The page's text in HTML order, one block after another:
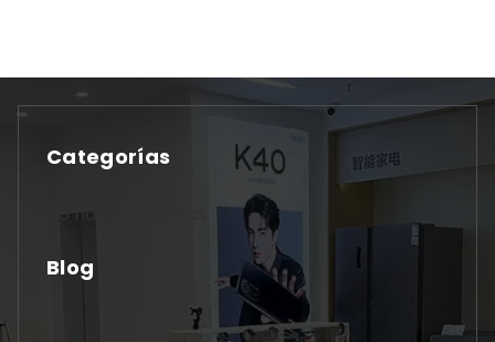
Categorías
No hay categorías
Blog